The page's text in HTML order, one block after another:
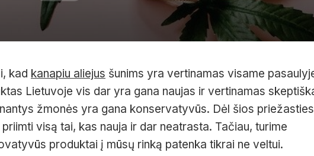
kad kanapiu aliejus šunims yra vertinamas visame
Lietuvoje vis dar yra gana naujas ir vertinamas
žmonės yra gana konservatyvūs. Dėl šios
visą tai, kas nauja ir dar neatrasta. Tačiau, turime
produktai į mūsų rinką patenka tikrai ne veltui.